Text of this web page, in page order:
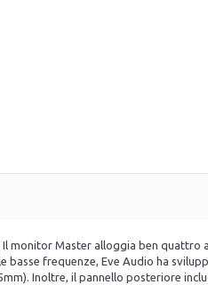
monitor Master alloggia ben
frequenze, Eve Audio ha
Inoltre, il pannello posteriore